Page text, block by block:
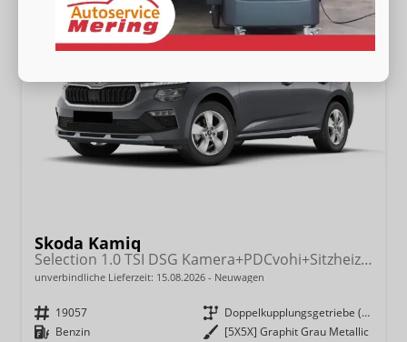
Skoda Kamiq
Selection 1.0 TSI DSG Kamera+PDCvohi+Sitzheizung+AppConnect+Sunset+Alu16
unverbindliche Lieferzeit: 15.08.2026 Neuwagen
Fahrzeugnr. 19057 Getriebe
Doppelkupplungsgetriebe (DSG)
Kraftstoff Benzin Außenfarbe [5X5X] Graphit Grau Metallic